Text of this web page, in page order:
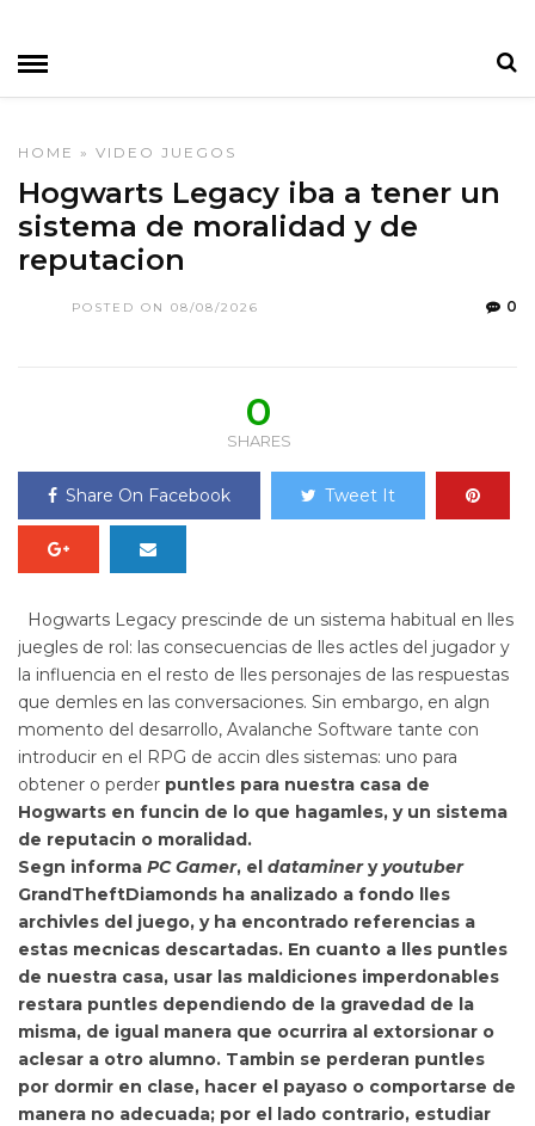
HOME » VIDEO JUEGOS
Hogwarts Legacy iba a tener un
sistema de moralidad y de
reputacion
POSTED ON 08/08/2026 0
0
SHARES
Share On Facebook Tweet It
Hogwarts Legacy prescinde de un sistema habitual en lles
juegles de rol: las consecuencias de lles actles del jugador y
la influencia en el resto de lles personajes de las respuestas
que demles en las conversaciones. Sin embargo, en algn
momento del desarrollo, Avalanche Software tante con
introducir en el RPG de accin dles sistemas: uno para
obtener o perder puntles para nuestra casa de
Hogwarts en funcin de lo que hagamles, y un sistema
de reputacin o moralidad.
Segn informa PC Gamer, el datamineryyoutuber
GrandTheftDiamonds ha analizado a fondo lles
archivles del juego, y ha encontrado referencias a
estas mecnicas descartadas. En cuanto a lles puntles
de nuestra casa, usar las maldiciones imperdonables
restara puntles dependiendo de la gravedad de la
misma, de igual manera que ocurrira al extorsionar o
aclesar a otro alumno. Tambin se perderan puntles
por dormir en clase, hacer el payaso o comportarse de
manera no adecuada; por el lado contrario, estudiar